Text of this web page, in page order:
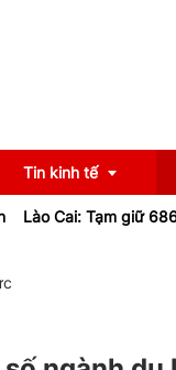
Tin kinh tế
giữ 686 kg thực